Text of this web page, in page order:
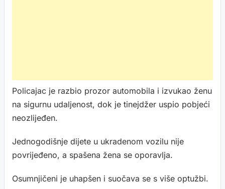
Policajac je razbio prozor automobila i izvukao ženu
na sigurnu udaljenost, dok je tinejdžer uspio pobjeći
neozlijeđen.
Jednogodišnje dijete u ukradenom vozilu nije
povrijeđeno, a spašena žena se oporavlja.
Osumnjičeni je uhapšen i suočava se s više optužbi.